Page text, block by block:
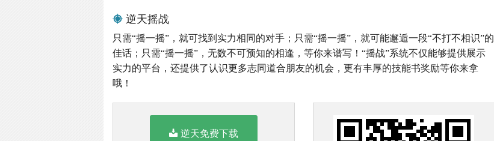
逆天摇战
只需“摇一摇”，就可找到实力相同的对手；只需“摇一摇”，就可能邂逅一段“不打不相识”的
佳话；只需“摇一摇”，无数不可预知的相逢，等你来谱写！“摇战”系统不仅能够提供展示
实力的平台，还提供了认识更多志同道合朋友的机会，更有丰厚的技能书奖励等你来拿
哦！
逆天免费下载